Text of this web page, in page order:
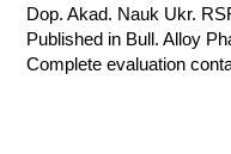
Dop. Akad. Nauk Ukr.
Published in Bull. Alloy
Complete evaluation